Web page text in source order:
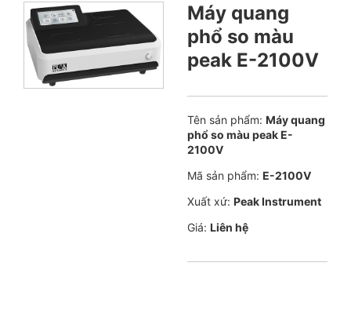
Máy quang
phổ so màu
peak E-2100V
Tên sản phẩm: Máy quang
phổ so màu peak E-
2100V
Mã sản phẩm: E-2100V
Xuất xứ: Peak Instrument
Giá: Liên hệ